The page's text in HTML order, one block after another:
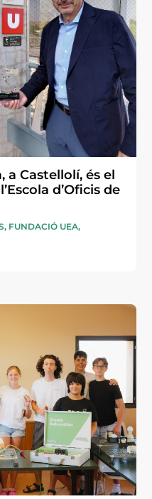
a Castellolí, és el
d’Oficis de
, FUNDACIÓ UEA,